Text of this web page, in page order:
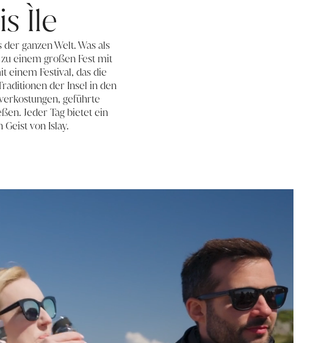
Ìle
ganzen Welt. Was als
einem großen Fest mit
einem Festival, das die
der Insel in den
geführte
Jeder Tag bietet ein
von Islay.